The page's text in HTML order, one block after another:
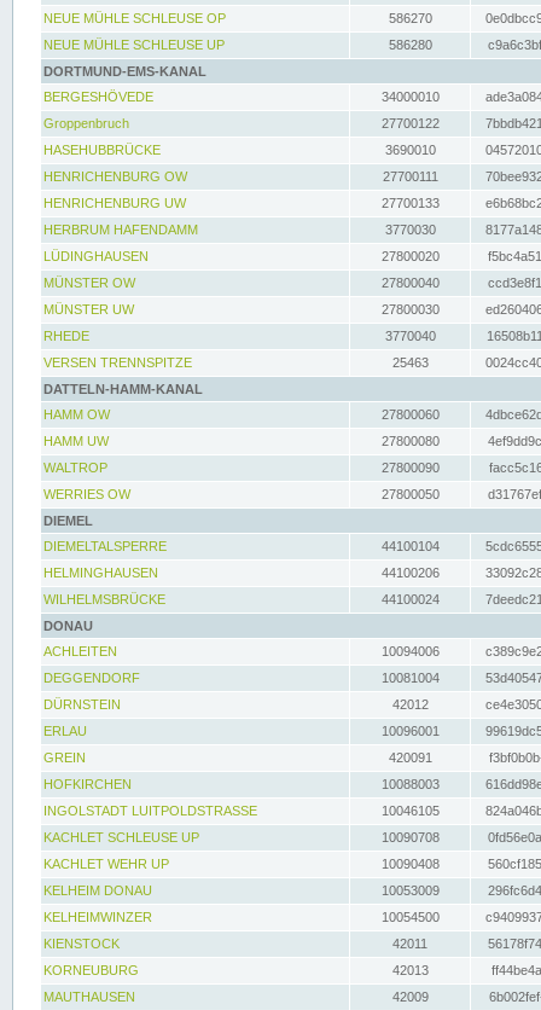
NEUE MÜHLE SCHLEUSE OP
586270
NEUE MÜHLE SCHLEUSE UP
586280
DORTMUND-EMS-KANAL
BERGESHÖVEDE
34000010
Groppenbruch
27700122
HASEHUBBRÜCKE
3690010
HENRICHENBURG OW
27700111
HENRICHENBURG UW
27700133
HERBRUM HAFENDAMM
3770030
LÜDINGHAUSEN
27800020
MÜNSTER OW
27800040
MÜNSTER UW
27800030
RHEDE
3770040
VERSEN TRENNSPITZE
25463
DATTELN-HAMM-KANAL
HAMM OW
27800060
HAMM UW
27800080
WALTROP
27800090
WERRIES OW
27800050
DIEMEL
DIEMELTALSPERRE
44100104
HELMINGHAUSEN
44100206
WILHELMSBRÜCKE
44100024
DONAU
ACHLEITEN
10094006
DEGGENDORF
10081004
DÜRNSTEIN
42012
ERLAU
10096001
GREIN
420091
HOFKIRCHEN
10088003
INGOLSTADT LUITPOLDSTRASSE
10046105
KACHLET SCHLEUSE UP
10090708
KACHLET WEHR UP
10090408
KELHEIM DONAU
10053009
KELHEIMWINZER
10054500
KIENSTOCK
42011
KORNEUBURG
42013
MAUTHAUSEN
42009